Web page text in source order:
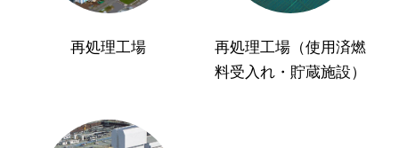
再処理工場
再処理工場（使用済燃
料受入れ・貯蔵施設）